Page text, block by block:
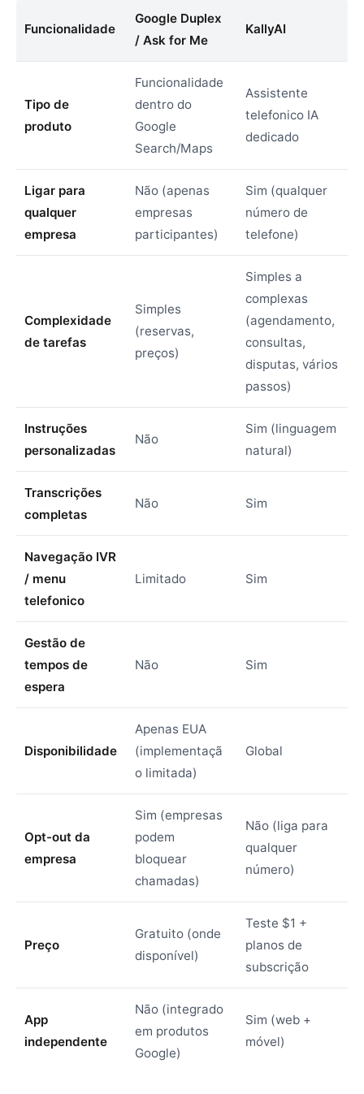
Funcionalidade
Google Duplex
/ Ask for Me
KallyAI
Tipo de
produto
Funcionalidade
dentro do
Google
Search/Maps
Assistente
telefonico IA
dedicado
Ligar para
qualquer
empresa
Não (apenas
empresas
participantes)
Sim (qualquer
número de
telefone)
Complexidade
de tarefas
Simples
(reservas,
preços)
Simples a
complexas
(agendamento,
consultas,
disputas, vários
passos)
Instruções
personalizadas
Não
Sim (linguagem
natural)
Transcrições
completas
Não Sim
Navegação IVR
/ menu
telefonico
Limitado Sim
Gestão de
tempos de
espera
Não Sim
Disponibilidade
Apenas EUA
(implementaçã
o limitada)
Global
Opt-out da
empresa
Sim (empresas
podem
bloquear
chamadas)
Não (liga para
qualquer
número)
Preço
Gratuito (onde
disponível)
Teste $1 +
planos de
subscrição
App
independente
Não (integrado
em produtos
Google)
Sim (web +
móvel)